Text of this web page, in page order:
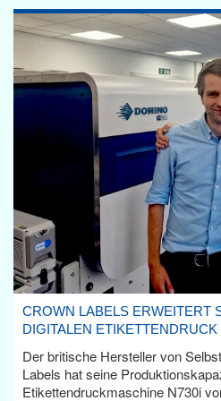
CROWN LABELS ERWEITERT
DIGITALEN
Der britische Hersteller von
Labels hat seine
Etikettendruckmaschine N730i